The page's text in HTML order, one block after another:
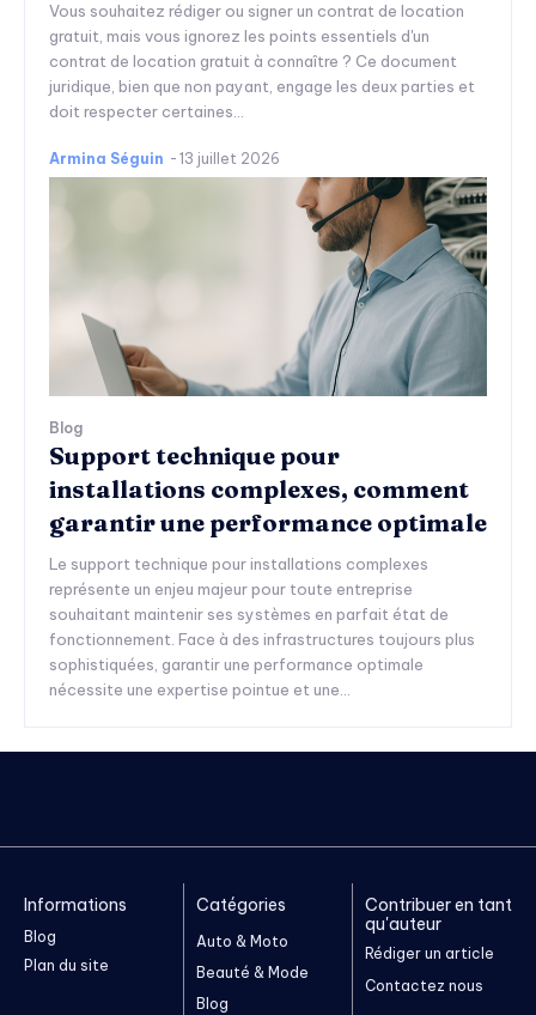
Vous souhaitez rédiger ou signer un contrat de location
gratuit, mais vous ignorez les points essentiels d'un
contrat de location gratuit à connaître ? Ce document
juridique, bien que non payant, engage les deux parties et
doit respecter certaines...
Armina Séguin - 13 juillet 2026
Blog
Support technique pour
installations complexes, comment
garantir une performance optimale
Le support technique pour installations complexes
représente un enjeu majeur pour toute entreprise
souhaitant maintenir ses systèmes en parfait état de
fonctionnement. Face à des infrastructures toujours plus
sophistiquées, garantir une performance optimale
nécessite une expertise pointue et une...
Informations
Blog
Plan du site
Catégories
Auto & Moto
Beauté & Mode
Blog
Contribuer en tant
qu'auteur
Rédiger un article
Contactez nous